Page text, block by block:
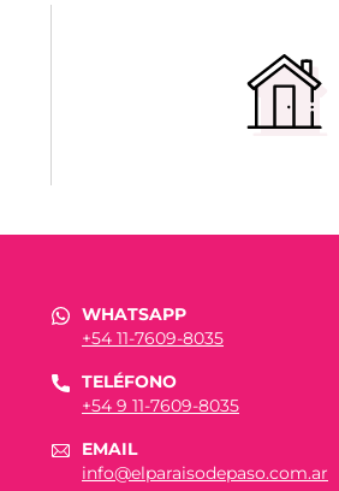
WHATSAPP
+54 11-7609-8035
TELÉFONO
+54 9 11-7609-8035
EMAIL
info@elparaisodepaso.com.ar